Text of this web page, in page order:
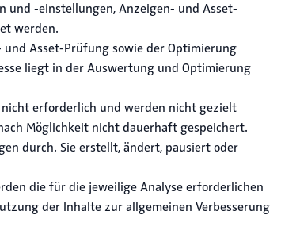
und -einstellungen, Anzeigen- und Asset-
werden.
Asset-Prüfung sowie der Optimierung
liegt in der Auswertung und Optimierung
nicht erforderlich und werden nicht gezielt
Möglichkeit nicht dauerhaft gespeichert.
durch. Sie erstellt, ändert, pausiert oder
die für die jeweilige Analyse erforderlichen
der Inhalte zur allgemeinen Verbesserung